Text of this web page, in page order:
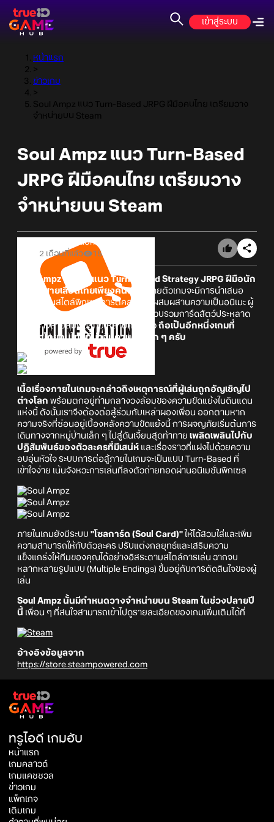
เข้าสู่ระบบ
หน้าแรก
>
ข่าวเกม
>
Soul Ampz แนว Turn-Based JRPG ฝีมือคนไทย เตรียมวาง
จำหน่ายบน Steam
Soul Ampz แนว Turn-Based
JRPG ฝีมือคนไทย เตรียมวาง
จำหน่ายบน Steam
Online Station
2 เดือนที่แล้ว
15
Soul Ampzเป็นเกมแนว Turn-Based Strategy JRPG ฝีมือนัก
พัฒนาสายเลือดไทยเพียงคนเดียว
โดยตัวเกมจะมีการนำเสนอ
งานภาพในสไตล์พิกเซลอาร์ตคลาสสิกผสมผสานความเป็นอนิเมะ ผู้
เล่นจะได้ออกผจญภัยในโลกแฟนตาซี รวบรวมการ์ดสัตว์ประหลาด
และสร้างสายสัมพันธ์กับเหล่าปีศาจสาว ถือเป็นอีกหนึ่งเกมที่
พัฒนาโดยคนไทยที่น่าจับตามองมาก ๆ ครับ
เนื้อเรื่องภายในเกมจะกล่าวถึงเหตุการณ์ที่ผู้เล่นถูกอัญเชิญไป
ต่างโลก พร้อมตกอยู่ท่ามกลางวงล้อมของความขัดแย้งในดินแดน
แห่งนี้ ดังนั้นเราจึงต้องต่อสู้ร่วมกับเหล่าผองเพื่อน ออกตามหาก
ความจริงที่ซ่อนอยู่เบื้องหลังความขัดแย้งนี้ การผจญภัยเริ่มต้นการ
เดินทางจากหมู่บ้านเล็ก ๆ ไปสู่ดันเจี้ยนสุดท้าทาย เพลิดเพลินไปกับ
ปฏิสัมพันธ์ของตัวละครที่มีเสน่ห์ และเรื่องราวที่แฝงไปด้วยความ
อบอุ่นหัวใจ ระบบการต่อสู้ภายในเกมจะเป็นแบบ Turn-Based ที่
เข้าใจง่าย เน้นจังหวะการเล่นที่ลงตัวถ่ายทอดผ่านอนิเมชั่นพิกเซล
ภายในเกมยังมีระบบ "โซลการ์ด (Soul Card)" ให้ได้สวมใส่และเพิ่ม
ความสามารถให้กับตัวละคร ปรับแต่งกลยุทธ์และเสริมความ
แข็งแกร่งให้ทีมของคุณได้อย่างอิสระตามสไตล์การเล่น ฉากจบ
หลากหลายรูปแบบ (Multiple Endings) ขึ้นอยู่กับการตัดสินใจของผู้
เล่น
Soul Ampz นั้นมีกำหนดวางจำหน่ายบน Steam ในช่วงปลายปี
นี้ เพื่อน ๆ ที่สนใจสามารถเข้าไปดูรายละเอียดของเกมเพิ่มเติมได้ที่
อ้างอิงข้อมูลจาก
https://store.steampowered.com
ทรูไอดี เกมฮับ
หน้าแรก
เกมคลาวด์
เกมแคชชวล
ข่าวเกม
แพ็กเกจ
เติมเกม